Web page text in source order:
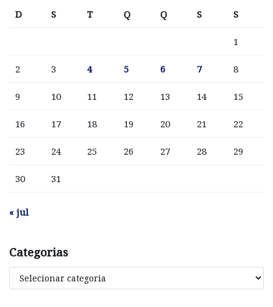
D
S T Q Q S S
1
2 3 4 5 6 7 8
9 10 11 12 13 14 15
16 17 18 19 20 21 22
23 24 25 26 27 28 29
30 31
« jul
Categorias